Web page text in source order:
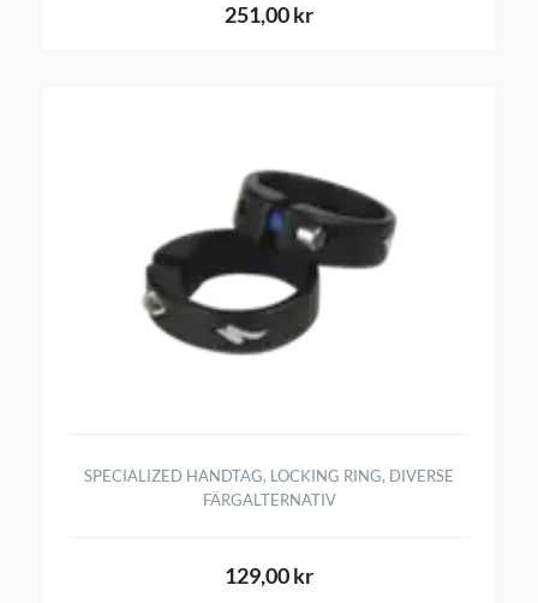
251,00 kr
SPECIALIZED HANDTAG, LOCKING RING, DIVERSE
FÄRGALTERNATIV
129,00 kr